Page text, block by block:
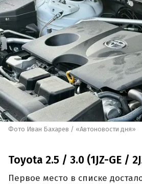
Фото Иван Бахарев / «Автоновости дня»
Toyota 2.5 / 3.0 (1JZ-GE /
Первое место в списке